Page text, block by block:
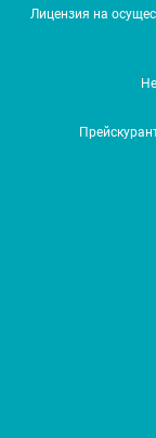
Лицензия на